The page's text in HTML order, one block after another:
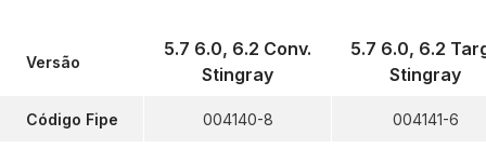
Versão
Código Fipe
5.7 6.0, 6.2 Conv.
Stingray
004140-8
5.7 6.0, 6.2
Stingray
004141-6